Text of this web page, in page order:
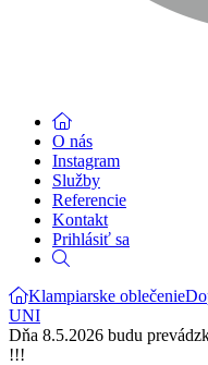
O nás
Instagram
Služby
Referencie
Kontakt
Prihlásiť sa
Klampiarske oblečenie
UNI
Dňa 8.5.2026 budu
!!!